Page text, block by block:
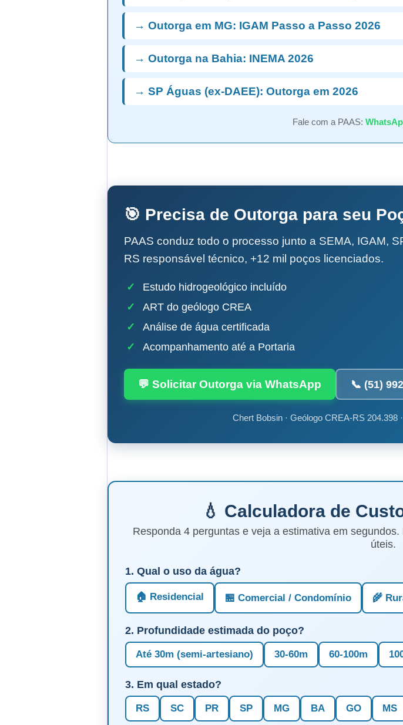
→ Outorga em MG: IGAM Passo a Passo 2026
→ Outorga na Bahia: INEMA 2026
→ SP Águas (ex-DAEE): Outorga em 2026
Fale com a PAAS:
🎯 Precisa de Outorga para seu
PAAS conduz todo o processo junto a SEMA, IGAM,
RS responsável técnico, +12 mil poços licenciados.
✓
Estudo hidrogeológico incluído
✓
ART do geólogo CREA
✓
Análise de água certificada
✓
Acompanhamento até a Portaria
💬 Solicitar Outorga via WhatsApp 📞 (51)
Chert Bobsin · Geólogo CREA-RS
💧 Calculadora de
Responda 4 perguntas e veja a estimativa em
úteis.
1. Qual o uso da água?
🏠 Residencial 🏪 Comercial / Condomínio 🌾
2. Profundidade estimada do poço?
Até 30m (semi-artesiano) 30-60m 60-100m
3. Em qual estado?
RS SC PR SP MG BA GO MS